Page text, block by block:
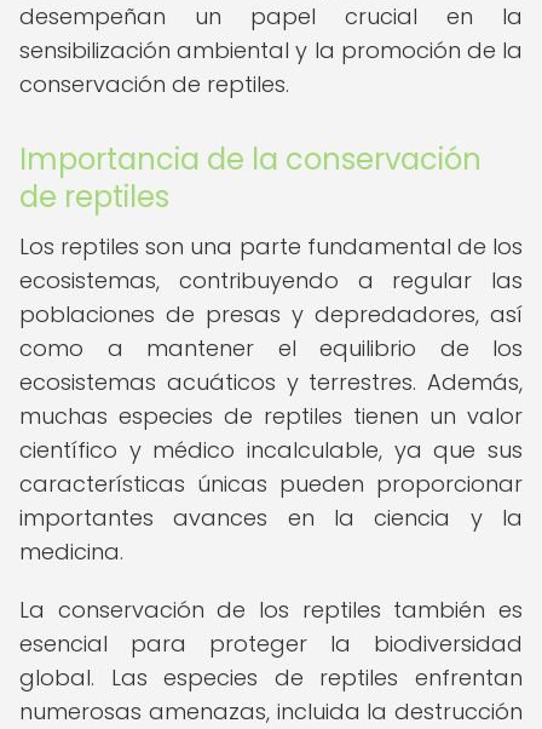
desempeñan un papel crucial en la
sensibilización ambiental y la promoción de la
conservación de reptiles.
Importancia de la conservación
de reptiles
Los reptiles son una parte fundamental de los
ecosistemas, contribuyendo a regular las
poblaciones de presas y depredadores, así
como a mantener el equilibrio de los
ecosistemas acuáticos y terrestres. Además,
muchas especies de reptiles tienen un valor
científico y médico incalculable, ya que sus
características únicas pueden proporcionar
importantes avances en la ciencia y la
medicina.
La conservación de los reptiles también es
esencial para proteger la biodiversidad
global. Las especies de reptiles enfrentan
numerosas amenazas, incluida la destrucción